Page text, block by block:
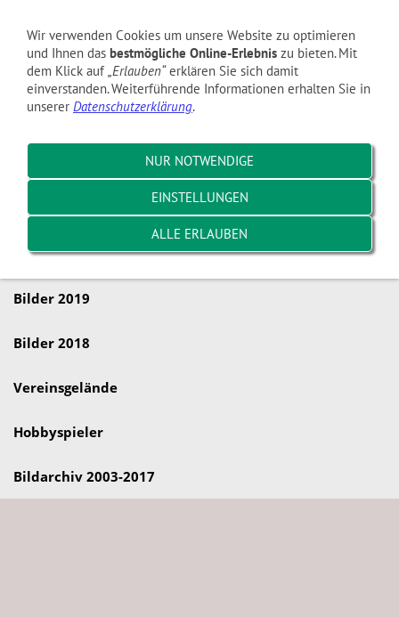
Navigation einblenden
Bilder 2025
Bilder 2022
Bilder 2021
Bilder 2019
Bilder 2018
Vereinsgelände
Hobbyspieler
Bildarchiv 2003-2017
Wir verwenden Cookies um unsere Website zu optimieren
und Ihnen das bestmögliche Online-Erlebnis zu bieten. Mit
dem Klick auf „Erlauben“erklären Sie sich damit
einverstanden. Weiterführende Informationen erhalten Sie in
unserer Datenschutzerklärung.
NUR NOTWENDIGE
EINSTELLUNGEN
ALLE ERLAUBEN